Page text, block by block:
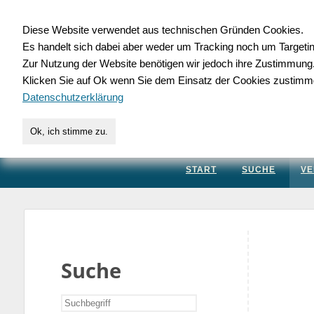
für Handwerk,
START SUCHE
Suche
Diese Website verwendet aus technischen Gründen Cookies.
Es handelt sich dabei aber weder um Tracking noch um
Zur Nutzung der Website benötigen wir jedoch ihre Zustimmung.
Klicken Sie auf Ok wenn Sie dem Einsatz der Cookies
Datenschutzerklärung
Ok, ich stimme zu.